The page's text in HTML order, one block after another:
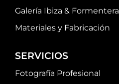
Galería Ibiza & Formentera
Materiales y Fabricación
SERVICIOS
Fotografía Profesional